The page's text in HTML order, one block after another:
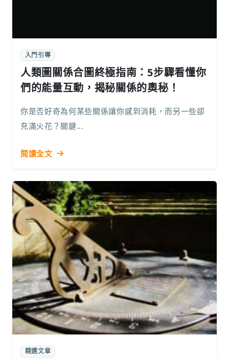
入門引導
人類圖關係合圖終極指南：5步驟看懂你
們的能量互動，揭秘關係的奧秘！
你是否好奇為何某些關係讓你感到消耗，而另一些卻
充滿火花？關鍵...
閱讀全文
精選文章